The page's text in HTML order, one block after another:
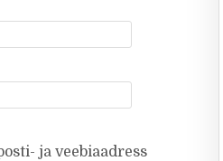
ja veebiaadress